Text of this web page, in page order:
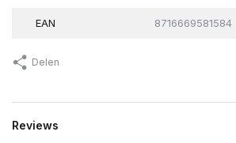
EAN 8716669581584
Delen
Reviews